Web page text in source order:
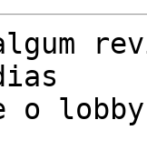
o